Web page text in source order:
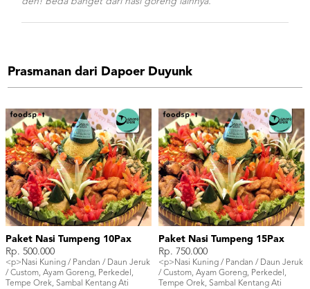
Prasmanan dari Dapoer Duyunk
Paket Nasi Tumpeng 10Pax
Rp. 500.000
<p>Nasi Kuning / Pandan / Daun Jeruk
/ Custom, Ayam Goreng, Perkedel,
Tempe Orek, Sambal Kentang Ati
Paket Nasi Tumpeng 15Pax
Rp. 750.000
<p>Nasi Kuning / Pandan / Daun Jeruk
/ Custom, Ayam Goreng, Perkedel,
Tempe Orek, Sambal Kentang Ati